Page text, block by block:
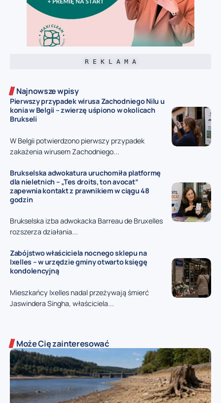
R E K L A M A
Najnowsze wpisy
Pierwszy przypadek wirusa Zachodniego Nilu u
konia w Belgii – zwierzę uśpiono w okolicach
Brukseli
W Belgii potwierdzono pierwszy przypadek
zakażenia wirusem Zachodniego...
Brukselska adwokatura uruchomiła platformę
dla nieletnich – „Tes droits, ton avocat”
zapewnia kontakt z prawnikiem w ciągu 48
godzin
Brukselska izba adwokacka Barreau de Bruxelles
rozszerza działania...
Zabójstwo właściciela nocnego sklepu na
Ixelles – w urzędzie gminy otwarto księgę
kondolencyjną
Mieszkańcy Ixelles nadal przeżywają śmierć
Jaswindera Singha, właściciela...
Może Cię zainteresować